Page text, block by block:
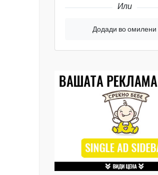
Или
Додади во омилени